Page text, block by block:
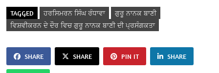
TAGGED ਹਰਸਿਮਰਨ ਸਿੰਘ ਰੰਧਾਵਾ
ਗੁਰੂ ਨਾਨਕ ਬਾਣੀ
ਵਿਸ਼ਵੀਕਰਨ ਦੇ ਦੌਰ ਵਿਚ ਗੁਰੂ ਨਾਨਕ ਬਾਣੀ ਦੀ ਪ੍ਰਸੰਗਕਤਾ
SHARE SHARE PIN IT SHARE